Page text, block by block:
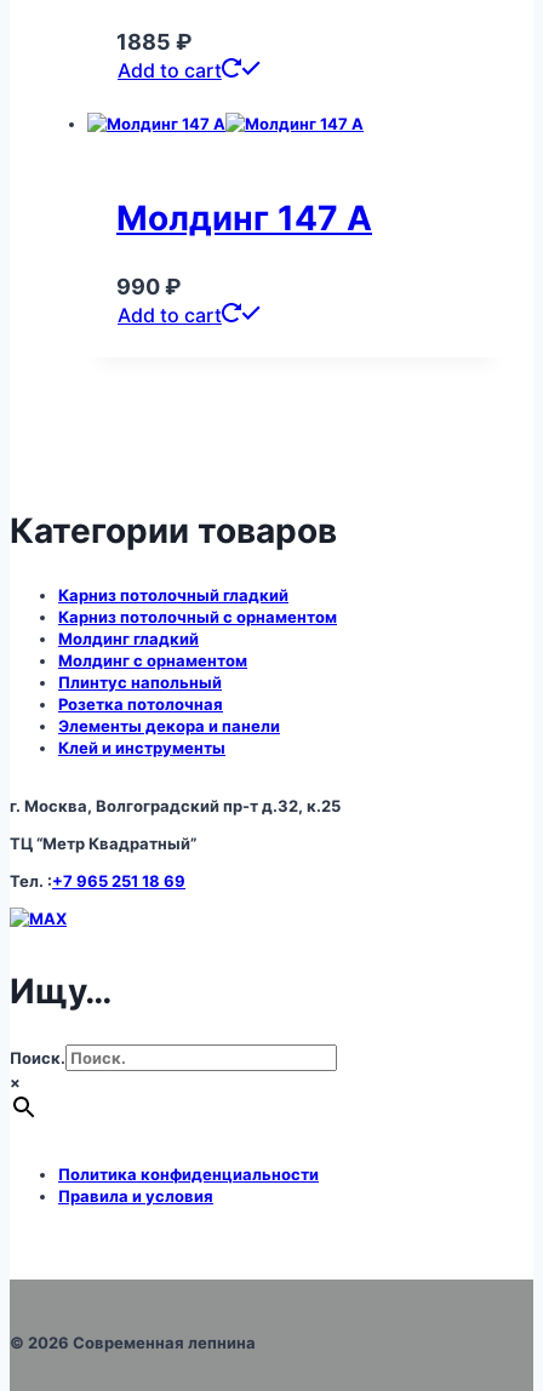
1885 ₽
Add to cart
Молдинг 147 A
990₽
Add to cart
Категории товаров
Карниз потолочный гладкий
Карниз потолочный с орнаментом
Молдинг гладкий
Молдинг с орнаментом
Плинтус напольный
Розетка потолочная
Элементы декора и панели
Клей и инструменты
г. Москва, Волгоградский пр-т д.32, к.25
ТЦ “Метр Квадратный”
Тел. :+7 965 251 18 69
Ищу…
Поиск.
×
Политика конфиденциальности
Правила и условия
© 2026 Современная лепнина